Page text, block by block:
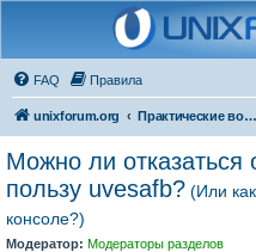
FAQ Правила
unixforum.org Практические вопросы
Можно ли отказаться
пользу uvesafb? (Или
консоле?)
Модератор: Модераторы разделов